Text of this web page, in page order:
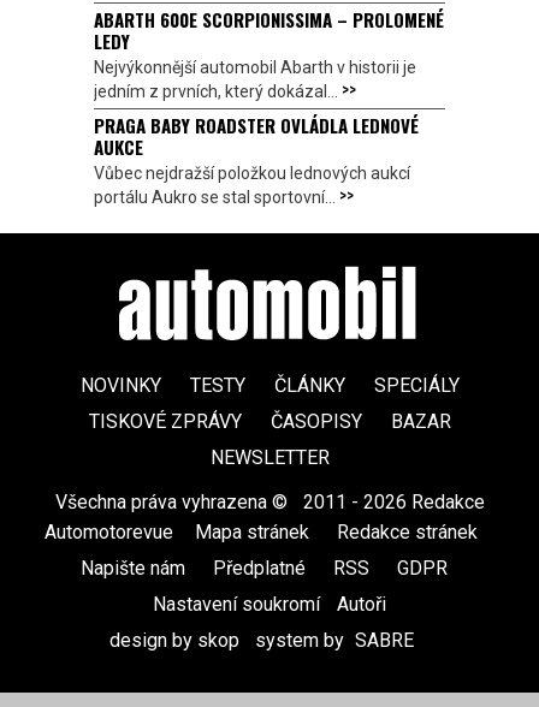
ABARTH 600E SCORPIONISSIMA – PROLOMENÉ
LEDY
Nejvýkonnější automobil Abarth v historii je
jedním z prvních, který dokázal... >>
PRAGA BABY ROADSTER OVLÁDLA LEDNOVÉ
AUKCE
Vůbec nejdražší položkou lednových aukcí
portálu Aukro se stal sportovní... >>
NOVINKY TESTY ČLÁNKY
SPECIÁLY
TISKOVÉ ZPRÁVY
ČASOPISY
BAZAR
NEWSLETTER
Všechna práva vyhrazena ©
2011 - 2026 Redakce
Automotorevue
Mapa stránek Redakce stránek
Napište nám
Předplatné RSS GDPR
Nastavení soukromí
Autoři
design by skop
system by SABRE